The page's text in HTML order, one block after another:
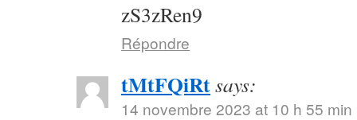
zS3zRen9
Répondre
tMtFQiRtsays:
14 novembre 2023 at 10 h 55 min